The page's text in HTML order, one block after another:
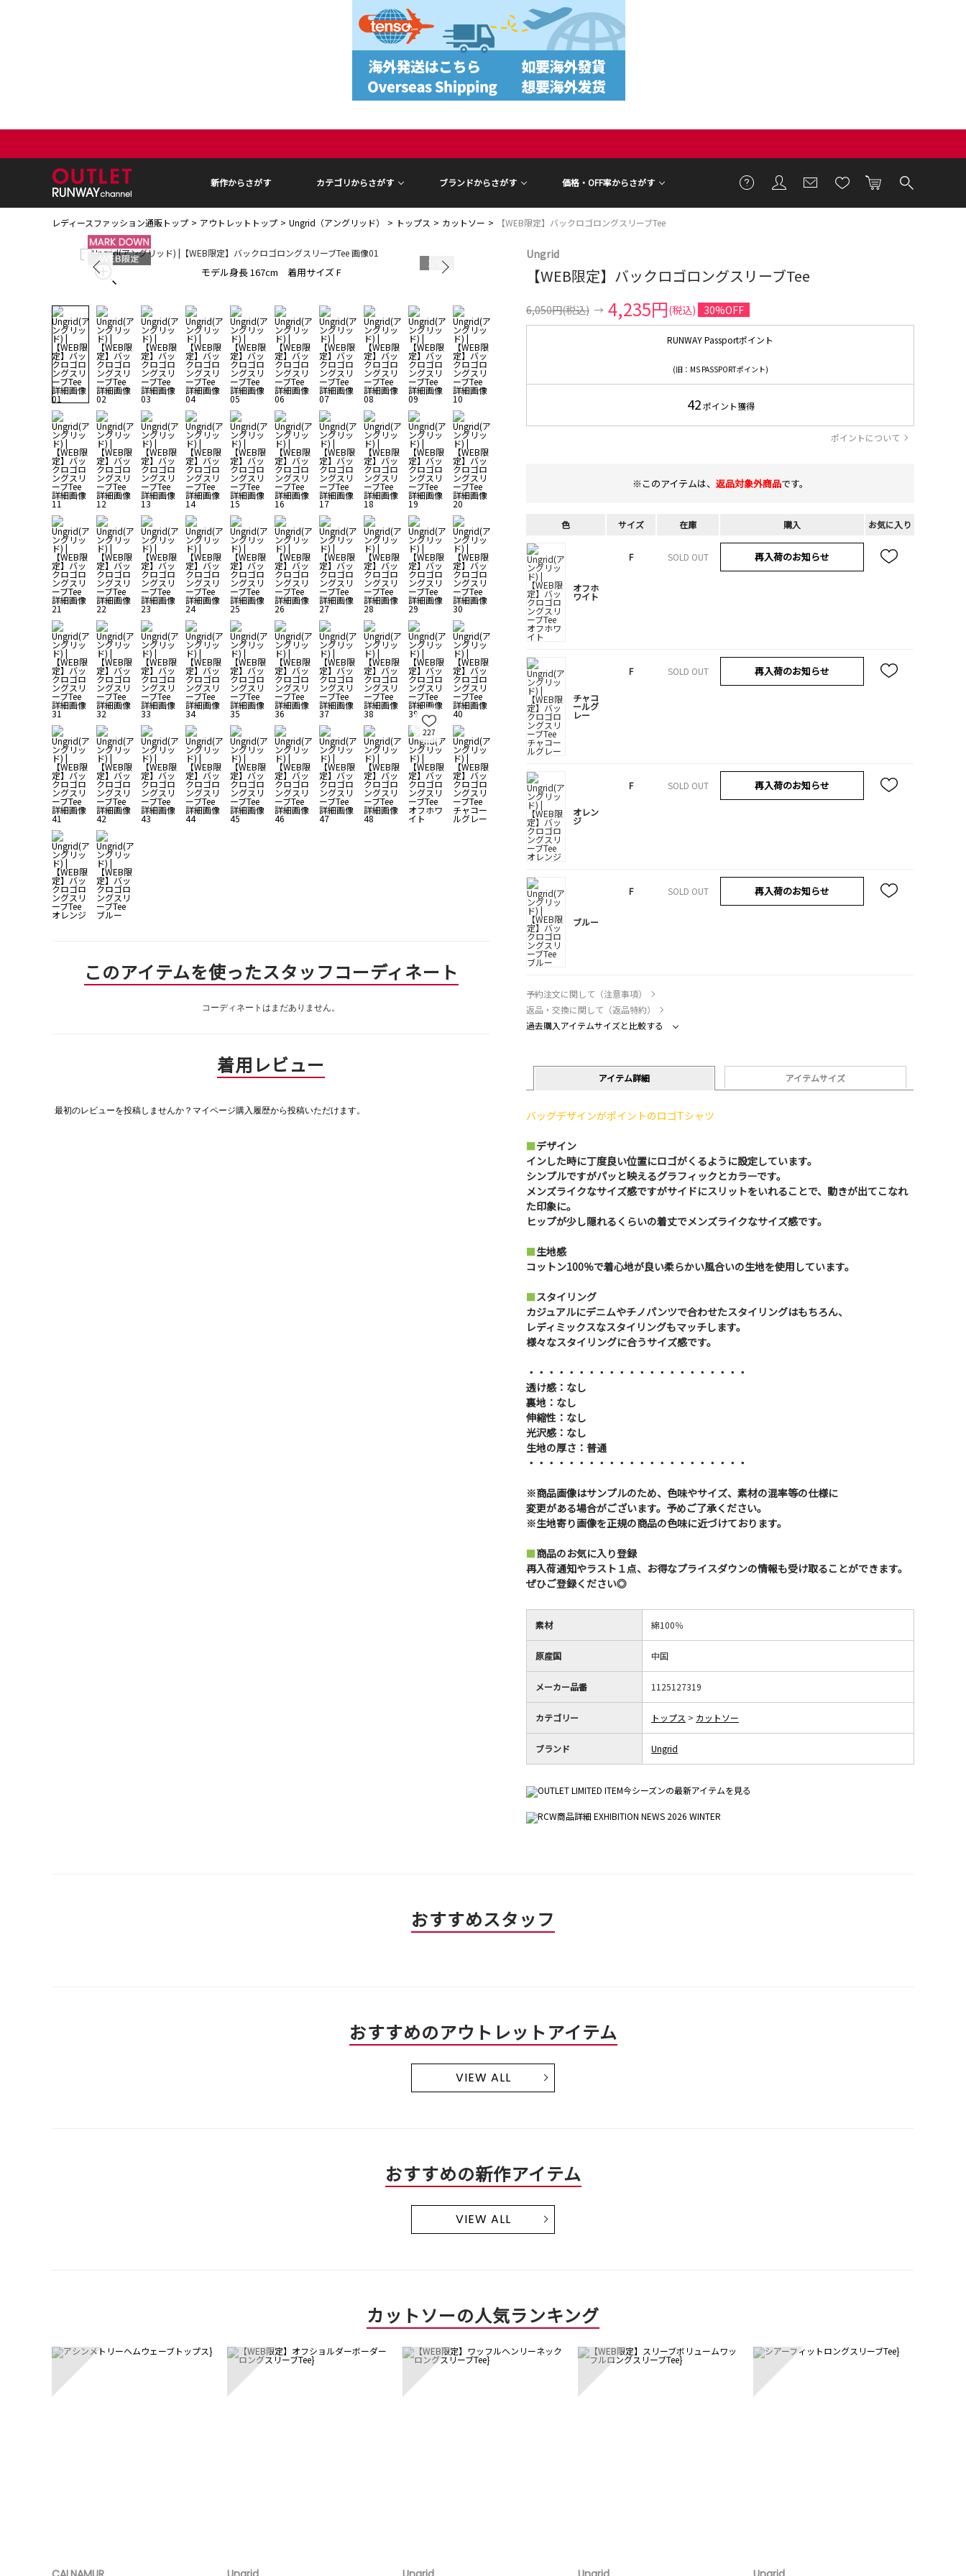
新作からさがす カテゴリからさがす ブランドからさがす 価格・OFF率からさがす
レディースファッション通販トップ アウトレットトップ Ungrid（アングリッド） トップス カットソー 【WEB限定】バックロゴロングスリーブTee
モデル身長 167cm 着用サイズ F モデル身長 167cm 着用サイズ F
227
1 52
このアイテムを使ったスタッフコーディネート
コーディネートはまだありません。
着用レビュー
最初のレビューを投稿しませんか？マイページ購入履歴から投稿いただけます。
Ungrid
【WEB限定】バックロゴロングスリーブTee
6,050円(税込) → 4,235円(税込) 30%OFF
RUNWAY Passportポイント
(旧：MS PASSPORTポイント)
42ポイント獲得
ポイントについて
※このアイテムは、 返品対象外商品です。
色 サイズ 在庫 購入 お気に入り
オフホ
ワイト
F SOLD OUT 再入荷のお知らせ
チャコ
ールグ
レー
F SOLD OUT 再入荷のお知らせ
オレン
ジ
F SOLD OUT 再入荷のお知らせ
ブルー
F SOLD OUT 再入荷のお知らせ
予約注文に関して（注意事項）
返品・交換に関して（返品特約）
過去購入アイテムサイズと比較する
アイテム詳細 アイテムサイズ
バッグデザインがポイントのロゴTシャツ
■デザイン
インした時に丁度良い位置にロゴがくるように設定しています。
シンプルですがパッと映えるグラフィックとカラーです。
メンズライクなサイズ感ですがサイドにスリットをいれることで、動きが出てこなれ
た印象に。
ヒップが少し隠れるくらいの着丈でメンズライクなサイズ感です。
■生地感
コットン100％で着心地が良い柔らかい風合いの生地を使用しています。
■スタイリング
カジュアルにデニムやチノパンツで合わせたスタイリングはもちろん、
レディミックスなスタイリングもマッチします。
様々なスタイリングに合うサイズ感です。
・・・・・・・・・・・・・・・・・・・・・・
透け感：なし
裏地：なし
伸縮性：なし
光沢感：なし
生地の厚さ：普通
・・・・・・・・・・・・・・・・・・・・・・
※商品画像はサンプルのため、色味やサイズ、素材の混率等の仕様に
変更がある場合がございます。予めご了承ください。
※生地寄り画像を正規の商品の色味に近づけております。
■商品のお気に入り登録
再入荷通知やラスト１点、お得なプライスダウンの情報も受け取ることができます。
ぜひご登録ください◎
素材 綿100％
原産国 中国
メーカー品番 1125127319
カテゴリー トップス > カットソー
ブランド Ungrid
おすすめスタッフ
おすすめのアウトレットアイテム
VIEW ALL
おすすめの新作アイテム
VIEW ALL
カットソーの人気ランキング